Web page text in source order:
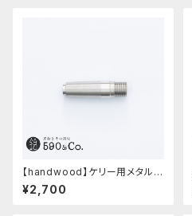
【handwood】ケリー用メタルグ
リップ/前軸・滑り止め (ステンレ
ス)
¥2,700